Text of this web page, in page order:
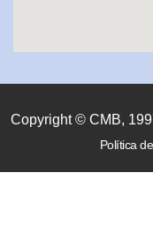
Copyright © CMB,
Política